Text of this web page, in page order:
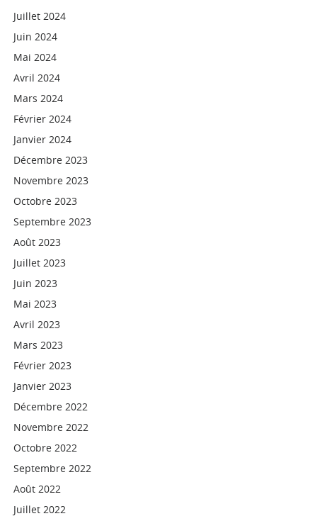
Juillet 2024
Juin 2024
Mai 2024
Avril 2024
Mars 2024
Février 2024
Janvier 2024
Décembre 2023
Novembre 2023
Octobre 2023
Septembre 2023
Août 2023
Juillet 2023
Juin 2023
Mai 2023
Avril 2023
Mars 2023
Février 2023
Janvier 2023
Décembre 2022
Novembre 2022
Octobre 2022
Septembre 2022
Août 2022
Juillet 2022